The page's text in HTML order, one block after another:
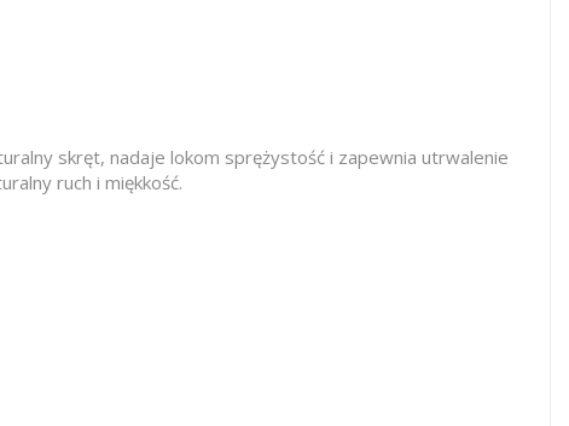
skręt, nadaje lokom sprężystość i zapewnia utrwalenie
ruch i miękkość.